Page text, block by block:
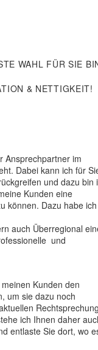
WAHL FÜR SIE
& NETTIGKEIT!
Ansprechpartner im
Dabei kann ich für
und dazu bin
Kunden eine
können. Dazu habe ich
auch Überregional
und
Kunden den
um sie dazu noch
ich Ihnen daher
entlaste Sie dort, wo